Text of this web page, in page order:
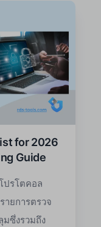
for 2026
Guide
ปรโตคอล
ายการตรวจ
ซึ่งรวมถึง